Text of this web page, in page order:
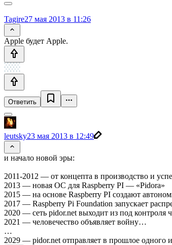
Tagire27 мая 2013 в 11:26
Apple будет Apple.
Ответить
leutsky23 мая 2013 в 12:49
и начало новой эры:
2011-2012 — от концепта в производство и
2013 — новая ОС для Raspberry PI — «Pidora»
2015 — на основе Raspberry PI создают
2017 — Raspberry Pi Foundation запускает
2020 — сеть pidor.net выходит из под контроля
2021 — человечество объявляет войну…
…
2029 — pidor.net отправляет в прошлое одного